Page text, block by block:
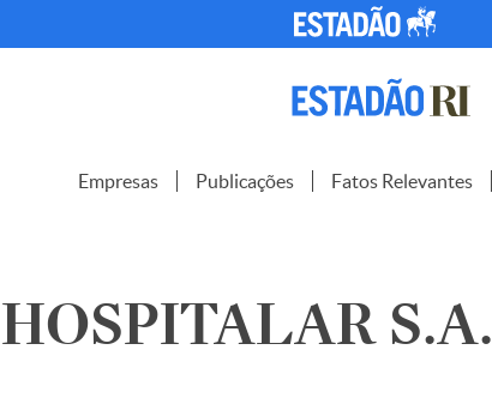
Empresas Publicações Fatos Relevantes